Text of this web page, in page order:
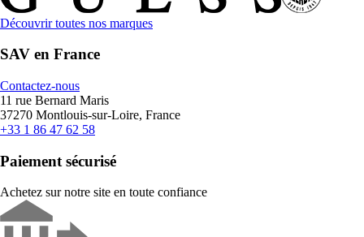
Découvrir toutes nos marques
SAV en France
Contactez-nous
11 rue Bernard Maris
37270 Montlouis-sur-Loire, France
+33 1 86 47 62 58
Paiement sécurisé
Achetez sur notre site en toute confiance